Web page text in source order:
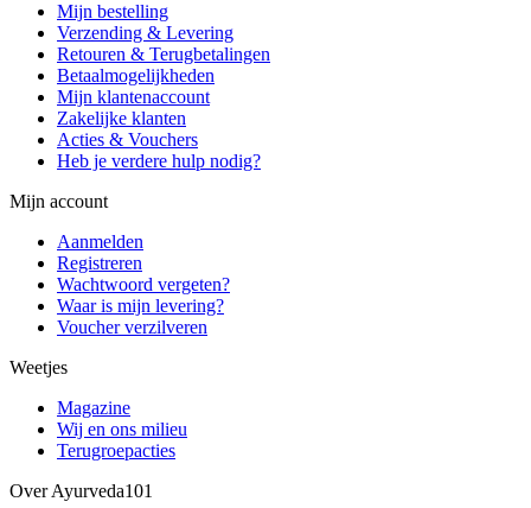
Mijn bestelling
Verzending & Levering
Retouren & Terugbetalingen
Betaalmogelijkheden
Mijn klantenaccount
Zakelijke klanten
Acties & Vouchers
Heb je verdere hulp nodig?
Mijn account
Aanmelden
Registreren
Wachtwoord vergeten?
Waar is mijn levering?
Voucher verzilveren
Weetjes
Magazine
Wij en ons milieu
Terugroepacties
Over Ayurveda101